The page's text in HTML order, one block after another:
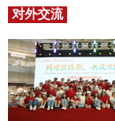
对外交流